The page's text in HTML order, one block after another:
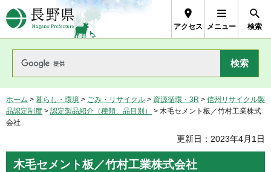
長野県Nagano Prefecture
アクセス メニュー 検索
ホーム > 暮らし・環境 > ごみ・リサイクル > 資源循環・3R > 信州リサイクル製
品認定制度 > 認定製品紹介（種類、品目別）
> 木毛セメント板／竹村工業株式
会社
更新日：2023年4月1日
木毛セメント板／竹村工業株式会社